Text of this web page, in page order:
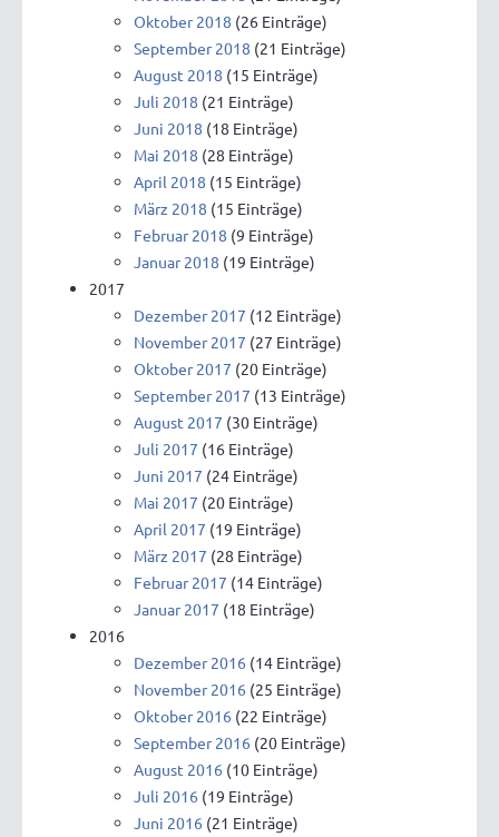
Oktober 2018 (26 Einträge)
September 2018 (21 Einträge)
August 2018 (15 Einträge)
Juli 2018 (21 Einträge)
Juni 2018 (18 Einträge)
Mai 2018 (28 Einträge)
April 2018 (15 Einträge)
März 2018 (15 Einträge)
Februar 2018 (9 Einträge)
Januar 2018 (19 Einträge)
2017
Dezember 2017 (12 Einträge)
November 2017 (27 Einträge)
Oktober 2017 (20 Einträge)
September 2017 (13 Einträge)
August 2017 (30 Einträge)
Juli 2017 (16 Einträge)
Juni 2017 (24 Einträge)
Mai 2017 (20 Einträge)
April 2017 (19 Einträge)
März 2017 (28 Einträge)
Februar 2017 (14 Einträge)
Januar 2017 (18 Einträge)
2016
Dezember 2016 (14 Einträge)
November 2016 (25 Einträge)
Oktober 2016 (22 Einträge)
September 2016 (20 Einträge)
August 2016 (10 Einträge)
Juli 2016 (19 Einträge)
Juni 2016 (21 Einträge)